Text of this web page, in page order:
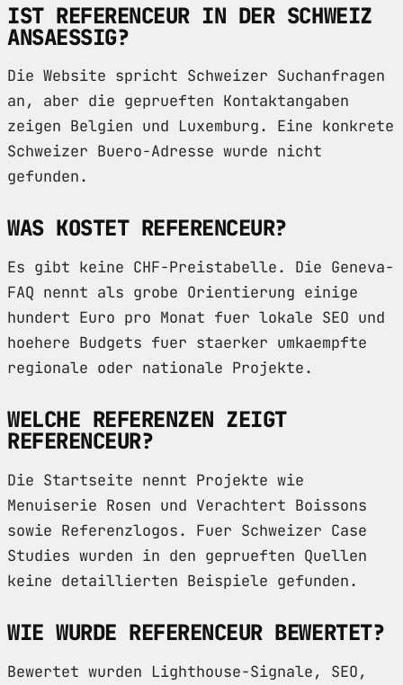
IST REFERENCEUR IN DER SCHWEIZ
ANSAESSIG?
Die Website spricht Schweizer Suchanfragen
an, aber die geprueften Kontaktangaben
zeigen Belgien und Luxemburg. Eine konkrete
Schweizer Buero-Adresse wurde nicht
gefunden.
WAS KOSTET REFERENCEUR?
Es gibt keine CHF-Preistabelle. Die Geneva-
FAQ nennt als grobe Orientierung einige
hundert Euro pro Monat fuer lokale SEO und
hoehere Budgets fuer staerker umkaempfte
regionale oder nationale Projekte.
WELCHE REFERENZEN ZEIGT
REFERENCEUR?
Die Startseite nennt Projekte wie
Menuiserie Rosen und Verachtert Boissons
sowie Referenzlogos. Fuer Schweizer Case
Studies wurden in den geprueften Quellen
keine detaillierten Beispiele gefunden.
WIE WURDE REFERENCEUR BEWERTET?
Bewertet wurden Lighthouse-Signale, SEO,